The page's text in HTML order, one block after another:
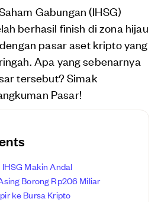
Gabungan (IHSG)
berhasil finish di zona hijau
pasar aset kripto yang
Apa yang sebenarnya
tersebut? Simak
Pasar!
Makin Andal
Borong Rp206 Miliar
ke Bursa Kripto